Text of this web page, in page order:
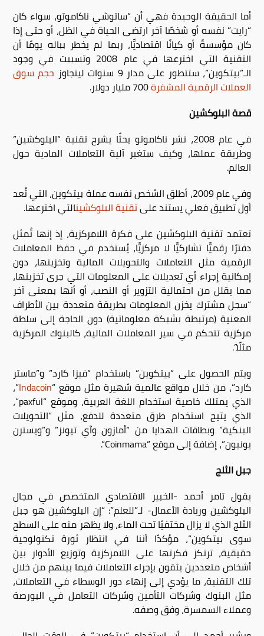
أما الحقيقة الوحيدة فهي أن “ساتوشي ناكاموتو، سواء كان
“رايت” نفسه أو شخصًا آخر ارتضى الحياة في الظل، أو حتى إذا
كان مؤسسةً أو كيانًا اقتصاديًّا، ربما لم يخطر بباله يومًا أن
التقنية التي اخترعها في عام 2008 وتسببت في وجود
الـ”بيتكوين”، ستتطور على مدار 9 سنوات ليتجاوز
حجم سوق
العملات الرقمية المشفرة
قصة البلوكشين
في عام 2008، نشر ناكاموتو بحثًا يشرح تقنية “البلوكشين”
وطريقة عملها، وكيف ستغير آلية التعاملات المادية حول
العالم.
وفي عام 2009، أطلق الشخص نفسه عملة بيتكوين، التي تُعد
أول تطبيق فعلي يستند علىتقنية البلوكشينالتي اخترعها.
تعتمد تقنية البلوكشين على فكرة اللامركزية، إذ إنها تُمثل
دفترًا رقميًّا تشاركيًّا لا مركزيًّا، يُستخدم في حفظ المعاملات
الرقمية مثل التعاملات والتحويلات المالية وتخزينها، دون
إمكانية إجراء أي تعديلات على المعلومات التي جرى تخزينها،
مما يقلل من احتمالية التزوير أو النصب، أو أنها بمعنى آخر
“سجل مشترك يخزن المعلومات بطريقة متعددة بين الأطراف
المعنية (مرتبطة بشبكة معلوماتية) دون الحاجة إلى سلطة
مركزية تتحكم في سير المعاملات المالية، كالبنوك المركزية
مثلًا”.
ويتم الحصول على “بيتكوين” باستخدام “فيزا كارد” و”ماستر
كارد”، من خلال مواقع عالمية شهيرة مثل موقع “Indacoin”،
الذي يمتلك خاصية استخدام اللغة العربية، وموقع “paxful“،
الذي يتيح استخدام طرق متعددة للدفع، مثل “التحويلات
البنكية” وبطاقات الهدايا من “أمازون وآي تيونز” و”ويسترن
يونيون”، إضافة إلى موقع “Coinmama
“.
جبل الثلج
يقول تامر أحمد -الخبير الاقتصادي المتخصص في مجال
البلوكشين وريادة الأعمال- لـ”للعلم”: “إن البلوكشين هو جبل
الثلج الذي لا يزال مختفيًا تحت الماء، ولا يظهر منه على السطح
سوى بيتكوين”، مؤكدًا أننا في انتظار ثورة تكنولوجية
حقيقية، ترتكز فكرتها على اللامركزية وتوزيع الأدوار بين
أشخاص متعددين يثقون بإجراء التعاملات فيما بينهم من خلال
تلك التقنية، ما يؤدي إلى إنهاء دور الوسطاء في التعاملات،
مثل البنوك وشركات التأمين وشركات التعامل في البورصة
وعملاء السمسرة، وفق وصفه.